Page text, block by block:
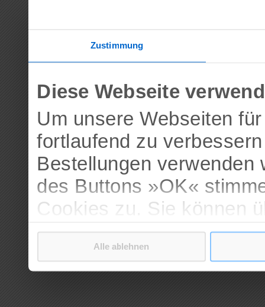
Zustimmung
Diese Webseite
Um unsere Webseiten
fortlaufend zu
Bestellungen
des Buttons »OK«
Cookies zu. Sie können
verschiedenen Cookies
bestätigen.
Weitere Informationen
Alle ablehnen